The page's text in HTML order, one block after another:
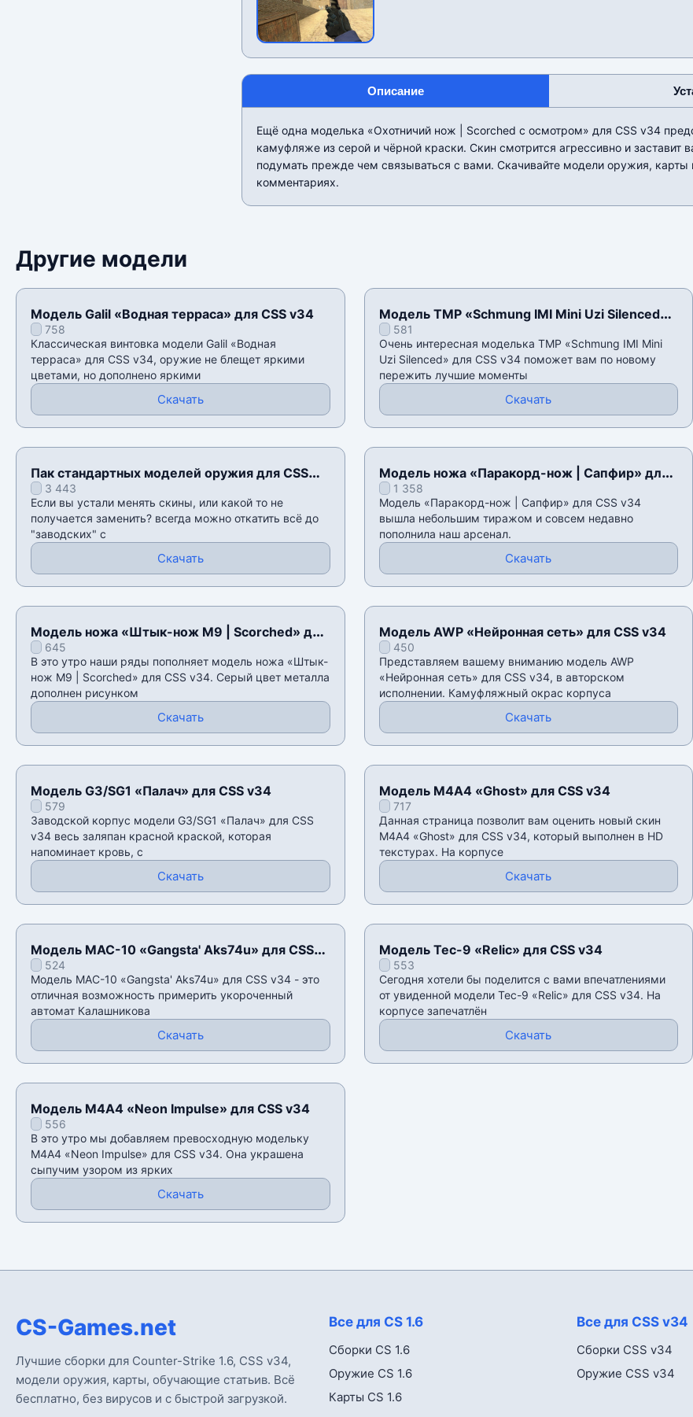
Описание
Ещё одна моделька «Охотничий нож | Scorched с осмотром» для CSS v34
камуфляже из серой и чёрной краски. Скин смотрится агрессивно и заставит
подумать прежде чем связываться с вами. Скачивайте модели оружия, карты
комментариях.
Другие модели
Модель Galil «Водная терраса» для CSS v34
758
Классическая винтовка модели Galil «Водная
терраса» для CSS v34, оружие не блещет яркими
цветами, но дополнено яркими
Скачать
Модель TMP «Schmung IMI Mini Uzi Silenced»
для CSS v34
581
Очень интересная моделька TMP «Schmung IMI Mini
Uzi Silenced» для CSS v34 поможет вам по новому
пережить лучшие моменты
Скачать
Пак стандартных моделей оружия для CSS
v343 443
Если вы устали менять скины, или какой то не
получается заменить? всегда можно откатить всё до
"заводских" с
Скачать
Модель ножа «Паракорд-нож | Сапфир» для
CSS v34
1 358
Модель «Паракорд-нож | Сапфир» для CSS v34
вышла небольшим тиражом и совсем недавно
пополнила наш арсенал.
Скачать
Модель ножа «Штык-нож M9 | Scorched» для
CSS v34
645
В это утро наши ряды пополняет модель ножа «Штык-
нож M9 | Scorched» для CSS v34. Серый цвет металла
дополнен рисунком
Скачать
Модель AWP «Нейронная сеть» для CSS v34
450
Представляем вашему вниманию модель AWP
«Нейронная сеть» для CSS v34, в авторском
исполнении. Камуфляжный окрас корпуса
Скачать
Модель G3/SG1 «Палач» для CSS v34
579
Заводской корпус модели G3/SG1 «Палач» для CSS
v34 весь заляпан красной краской, которая
напоминает кровь, с
Скачать
Модель М4А4 «Ghost» для CSS v34
717
Данная страница позволит вам оценить новый скин
М4А4 «Ghost» для CSS v34, который выполнен в HD
текстурах. На корпусе
Скачать
Модель MAC-10 «Gangsta' Aks74u» для CSS
v34524
Модель MAC-10 «Gangsta' Aks74u» для CSS v34 - это
отличная возможность примерить укороченный
автомат Калашникова
Скачать
Модель Tec-9 «Relic» для CSS v34
553
Сегодня хотели бы поделится с вами впечатлениями
от увиденной модели Tec-9 «Relic» для CSS v34. На
корпусе запечатлён
Скачать
Модель М4А4 «Neon Impulse» для CSS v34
556
В это утро мы добавляем превосходную модельку
М4А4 «Neon Impulse» для CSS v34. Она украшена
сыпучим узором из ярких
Скачать
CS-Games.net
Лучшие сборки для Counter-Strike 1.6, CSS v34,
модели оружия, карты, обучающие статьив. Всё
бесплатно, без вирусов и с быстрой загрузкой.
Все для CS 1.6
Сборки CS 1.6
Оружие CS 1.6
Карты CS 1.6
Все для CSS v34
Сборки CSS v34
Оружие CSS v34